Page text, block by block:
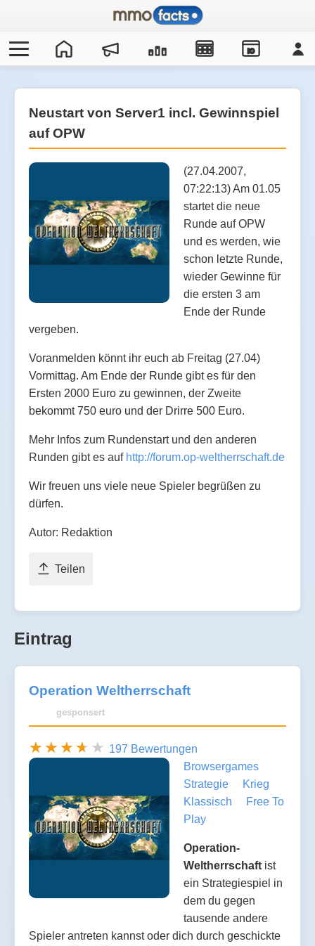
IO
Neustart von Server1 incl. Gewinnspiel
auf OPW
(27.04.2007,
07:22:13) Am 01.05
startet die neue
Runde auf OPW
und es werden, wie
schon letzte Runde,
wieder Gewinne für
die ersten 3 am
Ende der Runde
vergeben.
Voranmelden könnt ihr euch ab Freitag (27.04)
Vormittag. Am Ende der Runde gibt es für den
Ersten 2000 Euro zu gewinnen, der Zweite
bekommt 750 euro und der Drirre 500 Euro.
Mehr Infos zum Rundenstart und den anderen
Runden gibt es auf http://forum.op-weltherrschaft.de
Wir freuen uns viele neue Spieler begrüßen zu
dürfen.
Autor: Redaktion
Teilen
Eintrag
Operation Weltherrschaft
gesponsert
197 Bewertungen
Browsergames
Strategie
Krieg
Klassisch
Free To
Play
Operation-
Weltherrschaft ist
ein Strategiespiel in
dem du gegen
tausende andere
Spieler antreten kannst oder dich durch geschickte